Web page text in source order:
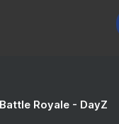
Royale - DayZ